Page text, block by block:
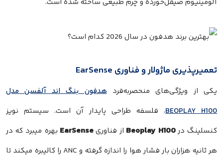
آلومینیوم صیقل‌خورده و چرم طبیعی ساخته شده است.
تعمیرپذیری ماژولار و فناوری EarSense
یکی از ویژگی‌های منحصر‌به‌فرد هدفون بنگ اند آلفسن مدل
BEOPLAY H100، فلسفه طراحی پایدار آن است. سیستم نویز
کنسلینگ درBeoplay H100از فناوریEarSenseبهره میبرد که در
هر ثانیه هزاران بار فشار هوا را اندازه گرفته و ANC را کالیبره میکند تا